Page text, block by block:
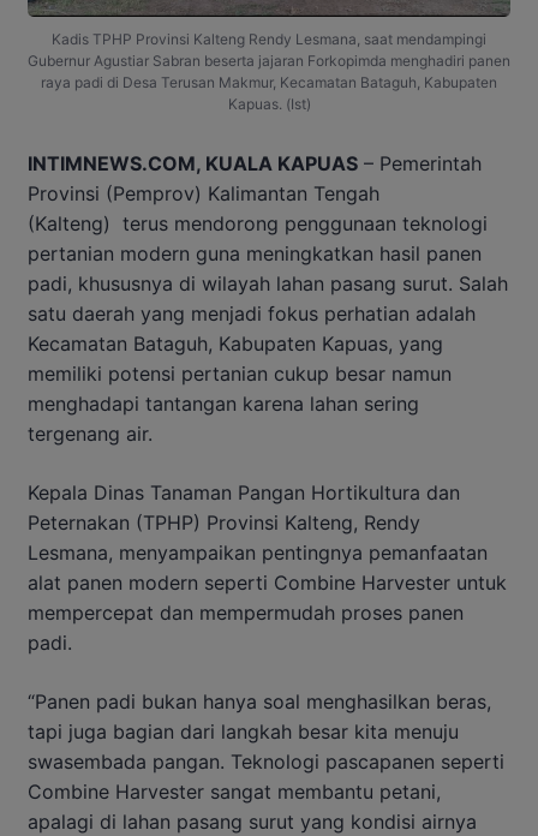
Kadis TPHP Provinsi Kalteng Rendy Lesmana, saat mendampingi
Gubernur Agustiar Sabran beserta jajaran Forkopimda menghadiri panen
raya padi di Desa Terusan Makmur, Kecamatan Bataguh, Kabupaten
Kapuas. (Ist)
INTIMNEWS.COM, KUALA KAPUAS – Pemerintah
Provinsi (Pemprov) Kalimantan Tengah
(Kalteng) terus mendorong penggunaan teknologi
pertanian modern guna meningkatkan hasil panen
padi, khususnya di wilayah lahan pasang surut. Salah
satu daerah yang menjadi fokus perhatian adalah
Kecamatan Bataguh, Kabupaten Kapuas, yang
memiliki potensi pertanian cukup besar namun
menghadapi tantangan karena lahan sering
tergenang air.
Kepala Dinas Tanaman Pangan Hortikultura dan
Peternakan (TPHP) Provinsi Kalteng, Rendy
Lesmana, menyampaikan pentingnya pemanfaatan
alat panen modern seperti Combine Harvester untuk
mempercepat dan mempermudah proses panen
padi.
“Panen padi bukan hanya soal menghasilkan beras,
tapi juga bagian dari langkah besar kita menuju
swasembada pangan. Teknologi pascapanen seperti
Combine Harvester sangat membantu petani,
apalagi di lahan pasang surut yang kondisi airnya